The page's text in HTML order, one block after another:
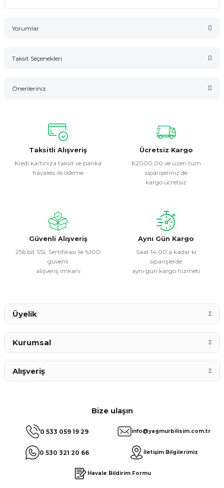
Yorumlar
Taksit Seçenekleri
Önerileriniz
konularda yetersiz gördüğünüz noktaları öneri formunu
kullanarak tarafımıza iletebilirsiniz.
Görüş ve önerileriniz için teşekkür ederiz.
Ürün resmi kalitesiz, bozuk veya görüntülenemiyor.
Ürün fiyatı diğer sitelerden daha pahalı.
Bu ürüne benzer farklı alternatifler olmalı.
Taksitli Alışveriş
Kredi kartınıza taksit ve banka
havalesi ile ödeme
Ücretsiz Kargo
₺2000,00 ve üzeri tüm
siparişeriniz de
kargo ücretsiz
Güvenli Alışveriş
256 bit SSL Sertifikası ile %100
güvenli
alışveriş imkanı
Aynı Gün Kargo
Saat 14:00’a kadar ki
siparişlerde
aynı gün kargo hizmeti
Bize ulaşın
0 533 059 19 29
0 530 321 20 66
info@yagmurbilisim.com.tr
İletişim Bilgilerimiz
Havale Bildirim Formu
Üyelik
Kurumsal
Alışveriş